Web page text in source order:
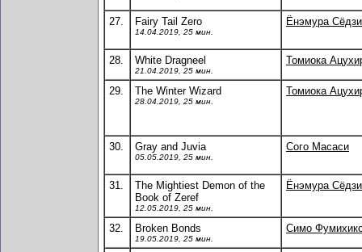
27. Fairy Tail Zero
14.04.2019, 25 мин.
Ёнэмура Сёдзи
28. White Dragneel
21.04.2019, 25 мин.
Томиока
29. The Winter Wizard
28.04.2019, 25 мин.
Томиока
30. Gray and Juvia
05.05.2019, 25 мин.
Сого Масаси
31.
The Mightiest Demon of the
Book of Zeref
12.05.2019, 25 мин.
Ёнэмура Сёдзи
32. Broken Bonds
19.05.2019, 25 мин.
Симо